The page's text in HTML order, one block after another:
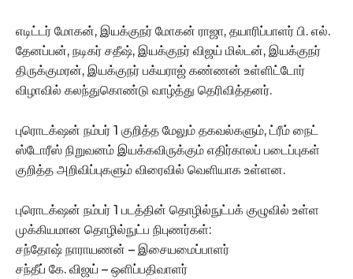
எடிட்டர் மோகன், இயக்குநர் மோகன் ராஜா, தயாரிப்பாளர் பி. எல்.
தேனப்பன், நடிகர் சதீஷ், இயக்குநர் விஜய் மில்டன், இயக்குநர்
திருக்குமரன், இயக்குநர் பக்யராஜ் கண்ணன் உள்ளிட்டோர்
விழாவில் கலந்துகொண்டு வாழ்த்து தெரிவித்தனர்.
புரொடக்‌ஷன் நம்பர் 1 குறித்த மேலும் தகவல்களும், ட்ரீம் நைட்
ஸ்டோரீஸ் நிறுவனம் இயக்கவிருக்கும் எதிர்காலப் படைப்புகள்
குறித்த அறிவிப்புகளும் விரைவில் வெளியாக உள்ளன.
புரொடக்‌ஷன் நம்பர் 1 படத்தின் தொழில்நுட்பக் குழுவில் உள்ள
முக்கியமான தொழில்நுட்ப நிபுணர்கள்:
சந்தோஷ் நாராயணன் – இசையமைப்பாளர்
சந்தீப் கே. விஜய் – ஒளிப்பதிவாளர்